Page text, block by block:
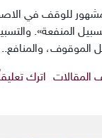
للوقف في
المنفعة».
الموقوف، والمنافع..
المقالات اترك